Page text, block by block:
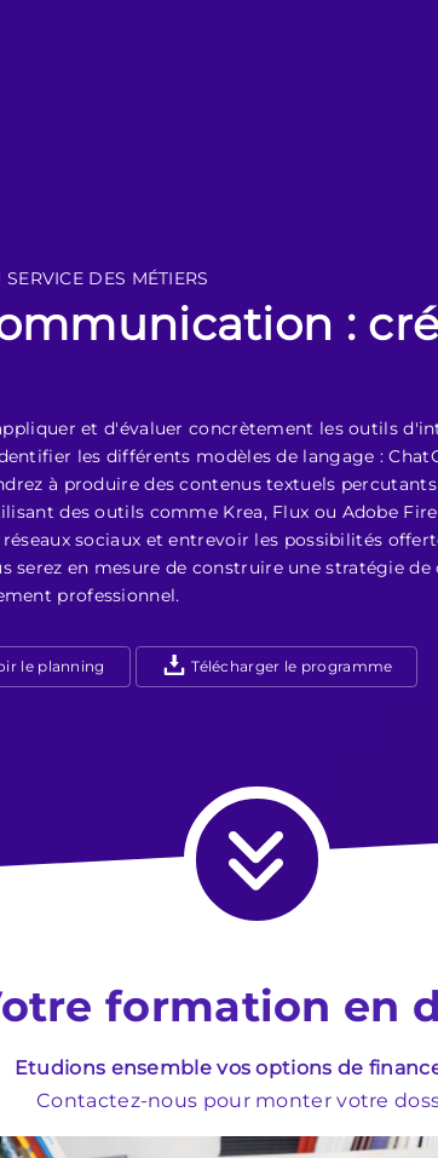
SERVICE DES MÉTIERS
:
et d'évaluer concrètement les outils
les différents modèles de langage :
à produire des contenus textuels
des outils comme Krea, Flux ou Adobe
sociaux et entrevoir les possibilités
serez en mesure de construire une stratégie
professionnel.
le planning Télécharger le programme
formation en
Etudions ensemble vos options de
Contactez-nous pour monter votre